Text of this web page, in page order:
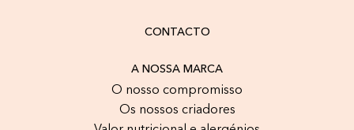
CONTACTO
A NOSSA MARCA
O nosso compromisso
Os nossos criadores